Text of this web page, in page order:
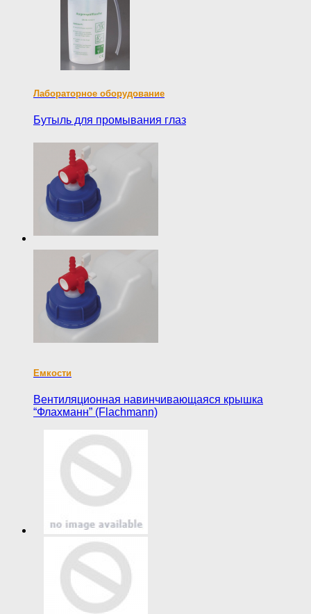
Лабораторное оборудование
Бутыль для промывания глаз
Eмкости
Вентиляционная навинчивающаяся крышка
“Флахманн” (Flachmann)